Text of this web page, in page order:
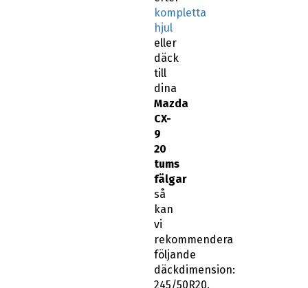
kompletta
hjul
eller
däck
till
dina
Mazda
CX-
9
20
tums
fälgar
så
kan
vi
rekommendera
följande
däckdimension:
245/50R20.